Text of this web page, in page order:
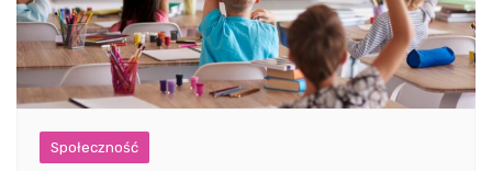
Społeczność